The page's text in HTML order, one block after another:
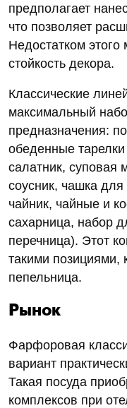
предполагает
что позволяет
Недостатком
стойкость декора.
Классические
максимальный
предназначения:
обеденные
салатник, суповая
соусник, чашка
чайник, чайные и
сахарница, набор
перечница). Этот
такими позициями,
пепельница.
Рынок
Фарфоровая
вариант
Такая посуда
комплексов при